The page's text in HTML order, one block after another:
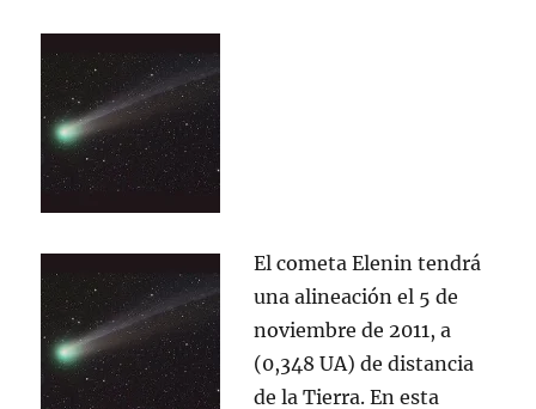
El cometa Elenin tendrá
una alineación el 5 de
noviembre de 2011, a
(0,348 UA) de distancia
de la Tierra. En esta